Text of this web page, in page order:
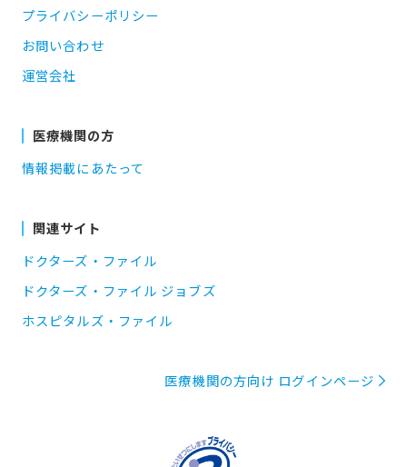
プライバシーポリシー
お問い合わせ
運営会社
医療機関の方
情報掲載にあたって
関連サイト
ドクターズ・ファイル
ドクターズ・ファイル ジョブズ
ホスピタルズ・ファイル
医療機関の方向け ログインページ